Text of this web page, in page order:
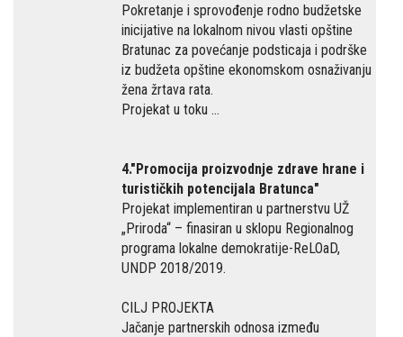
Pokretanje i sprovođenje rodno budžetske
inicijative na lokalnom nivou vlasti opštine
Bratunac za povećanje podsticaja i podrške
iz budžeta opštine ekonomskom osnaživanju
žena žrtava rata.
Projekat u toku …
4."Promocija proizvodnje zdrave hrane i
turističkih potencijala Bratunca"
Projekat implementiran u partnerstvu UŽ
„Priroda“ – finasiran u sklopu Regionalnog
programa lokalne demokratije-ReLOaD,
UNDP 2018/2019.
CILJ PROJEKTA
Jačanje partnerskih odnosa između